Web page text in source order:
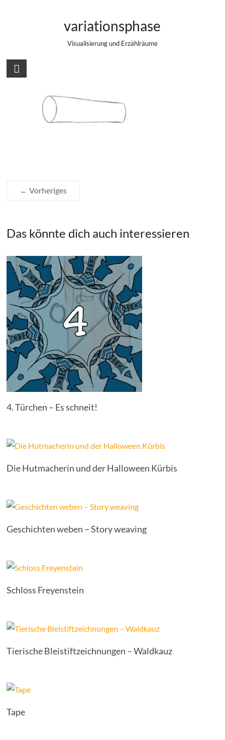
variationsphase
Visualisierung und Erzählräume
Animation Zylinderdrehung
← Vorheriges
Das könnte dich auch interessieren
4. Türchen – Es schneit!
Die Hutmacherin und der Halloween Kürbis
Geschichten weben – Story weaving
Schloss Freyenstein
Tierische Bleistiftzeichnungen – Waldkauz
Tape